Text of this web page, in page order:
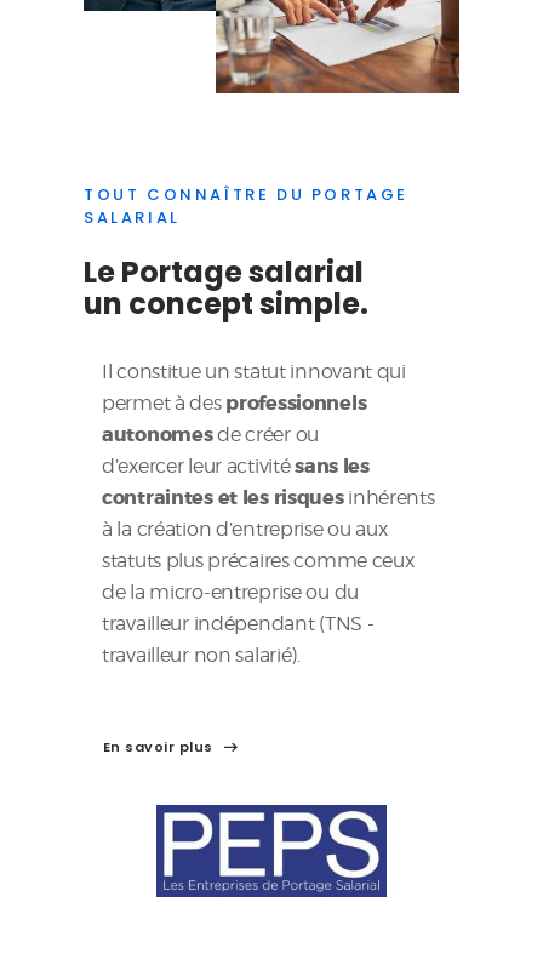
TOUT CONNAÎTRE DU PORTAGE
SALARIAL
Le Portage salarial
un concept simple.
Il constitue un statut innovant qui
permet à des professionnels
autonomesde créer ou
d’exercer leur activitésans les
contraintes et les risquesinhérents
à la création d’entreprise ou aux
statuts plus précaires comme ceux
de la micro-entreprise ou du
travailleur indépendant (TNS -
travailleur non salarié).
En savoir plus